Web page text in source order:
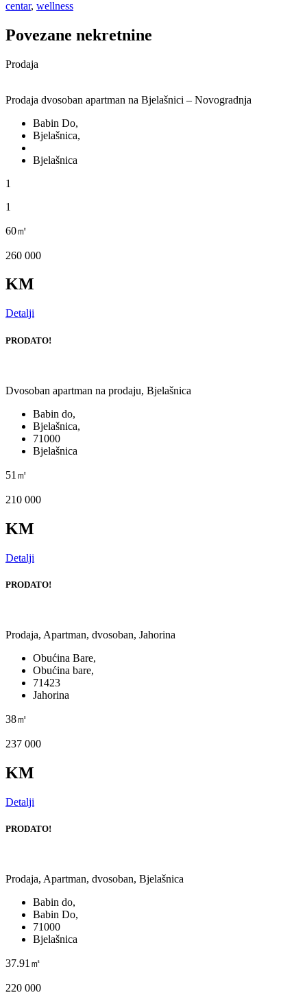
centar, wellness
Povezane nekretnine
Prodaja
Prodaja dvosoban apartman na Bjelašnici – Novogradnja
Babin Do,
Bjelašnica,
Bjelašnica
1
1
60㎡
260 000
KM
Detalji
PRODATO!
Dvosoban apartman na prodaju, Bjelašnica
Babin do,
Bjelašnica,
71000
Bjelašnica
51㎡
210 000
KM
Detalji
PRODATO!
Prodaja, Apartman, dvosoban, Jahorina
Obućina Bare,
Obućina bare,
71423
Jahorina
38㎡
237 000
KM
Detalji
PRODATO!
Prodaja, Apartman, dvosoban, Bjelašnica
Babin do,
Babin Do,
71000
Bjelašnica
37.91㎡
220 000